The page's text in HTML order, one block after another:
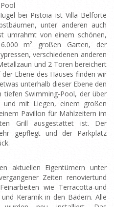
bei Pistoia ist Villa Belforte
unter anderen auch
umrahmt von einem schönen,
m² großen Garten, der
verschiedenen anderen
und 2 Toren bereichert
Ebene des Hauses finden wir
unterhalb dieser Ebene den
Swimming-Pool, der über
und mit Liegen, einem großen
Pavillon für Mahlzeitern im
Grill ausgestattet ist. Der
gepflegt und der Parkplatz
aktuellen Eigentümern unter
Zeiten renoviertund
wie Terracotta-und
Keramik in den Bädern. Alle